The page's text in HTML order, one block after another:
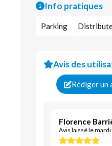
Info pratiques
Parking
Avis des
Rédiger un
Florence
Avis laissé le